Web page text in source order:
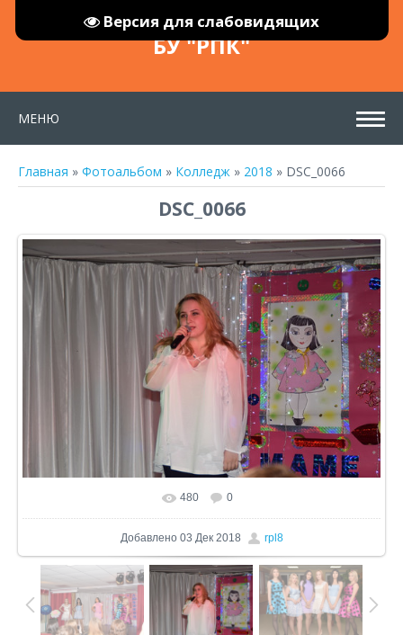
Версия для слабовидящих
БУ "РПК"
МЕНЮ
Главная » Фотоальбом » Колледж » 2018 » DSC_0066
DSC_0066
В реальном размере 1024x682
480 0
Добавлено03 Дек 2018 rpl8